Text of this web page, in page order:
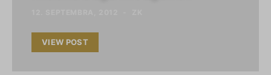
VIEW POST